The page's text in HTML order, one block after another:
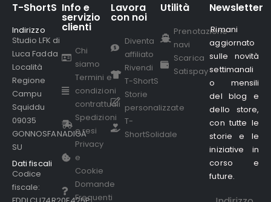
T-ShortS
Indirizzo
Studio LFK di
Luca Fadda
Località
Regione
Campu
Squiddu
09035
GONNOSFANADIGA
SU
Dati fiscali
Codice
fiscale:
Info e
servizio
clienti
Chi
siamo
Termini e
condizioni
contrattuali
Spedizioni
e resi
Privacy
e
Cookie
Domande
Frequenti
Lavora
con noi
Diventa
affiliato
Rivendi
T-ShortS
Storie
personalizzate
T-
ShortSolidale
Utilità
Prenotazione
navi
Scarica
Satispay
Newsletter
.Rimani
aggiornato
sulle novità
settimanali
o mensili
del blog e
dello store,
con tutte le
storie e le
iniziative in
corso e
future.